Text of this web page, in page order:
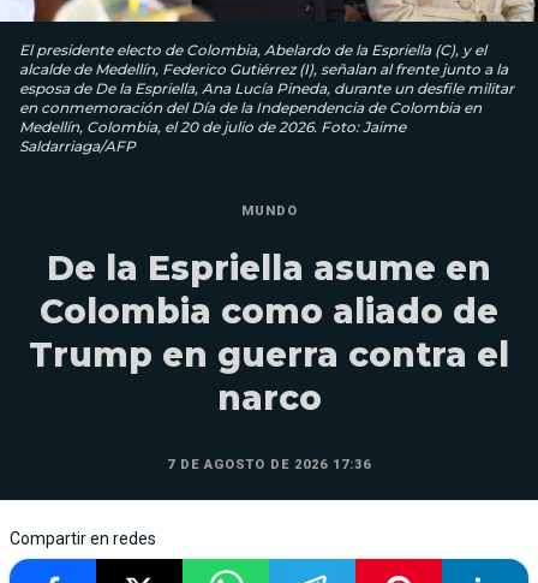
El presidente electo de Colombia, Abelardo de la Espriella (C), y el
alcalde de Medellín, Federico Gutiérrez (I), señalan al frente junto a la
esposa de De la Espriella, Ana Lucía Pineda, durante un desfile militar
en conmemoración del Día de la Independencia de Colombia en
Medellín, Colombia, el 20 de julio de 2026. Foto: Jaime
Saldarriaga/AFP
MUNDO
De la Espriella asume en
Colombia como aliado de
Trump en guerra contra el
narco
7 DE AGOSTO DE 2026 17:36
Compartir en redes